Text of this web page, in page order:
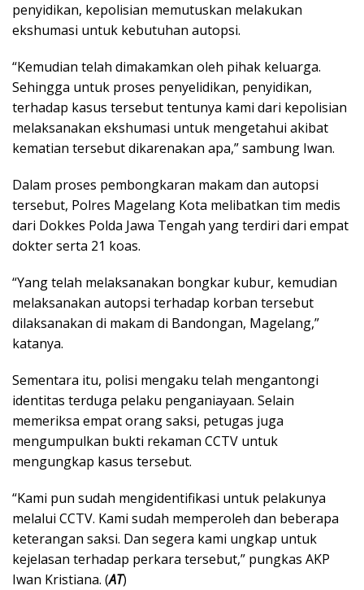
penyidikan, kepolisian memutuskan melakukan
ekshumasi untuk kebutuhan autopsi.
“Kemudian telah dimakamkan oleh pihak keluarga.
Sehingga untuk proses penyelidikan, penyidikan,
terhadap kasus tersebut tentunya kami dari kepolisian
melaksanakan ekshumasi untuk mengetahui akibat
kematian tersebut dikarenakan apa,” sambung Iwan.
Dalam proses pembongkaran makam dan autopsi
tersebut, Polres Magelang Kota melibatkan tim medis
dari Dokkes Polda Jawa Tengah yang terdiri dari empat
dokter serta 21 koas.
“Yang telah melaksanakan bongkar kubur, kemudian
melaksanakan autopsi terhadap korban tersebut
dilaksanakan di makam di Bandongan, Magelang,”
katanya.
Sementara itu, polisi mengaku telah mengantongi
identitas terduga pelaku penganiayaan. Selain
memeriksa empat orang saksi, petugas juga
mengumpulkan bukti rekaman CCTV untuk
mengungkap kasus tersebut.
“Kami pun sudah mengidentifikasi untuk pelakunya
melalui CCTV. Kami sudah memperoleh dan beberapa
keterangan saksi. Dan segera kami ungkap untuk
kejelasan terhadap perkara tersebut,” pungkas AKP
Iwan Kristiana. (AT)